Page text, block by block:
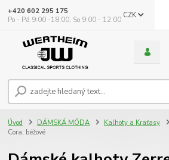
CZK
+420 602 295 175
Po - Pá 9:00 -18:00, So 9:00 - 12:00
Úvod DÁMSKÁ MÓDA Kalhoty a Kraťasy
Cora, béžové